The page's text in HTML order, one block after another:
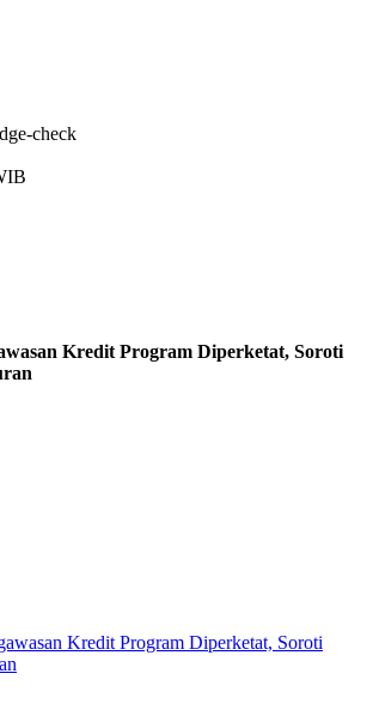
Kredit Program Diperketat, Soroti